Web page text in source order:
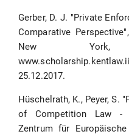
Gerber, D. J. "Private
Comparative
New
25.12.2017.
Hüschelrath, K., Peyer, S.
of Competition Law -
Zentrum für